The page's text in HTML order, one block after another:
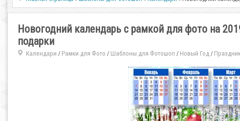
Новогодний календарь с рамкой для фото на
подарки
Календари / Рамки для Фото / Шаблоны для Фотошоп / Новый Год/